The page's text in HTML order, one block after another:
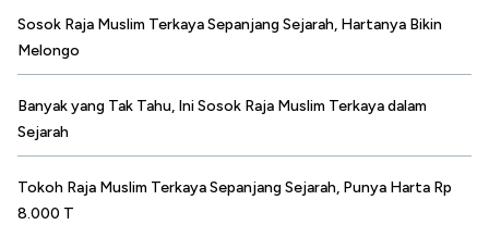
Sosok Raja Muslim Terkaya Sepanjang Sejarah, Hartanya Bikin
Melongo
Banyak yang Tak Tahu, Ini Sosok Raja Muslim Terkaya dalam
Sejarah
Tokoh Raja Muslim Terkaya Sepanjang Sejarah, Punya Harta Rp
8.000 T